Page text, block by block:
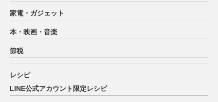
家電・ガジェット
本・映画・音楽
節税
レシピ
LINE公式アカウント限定レシピ